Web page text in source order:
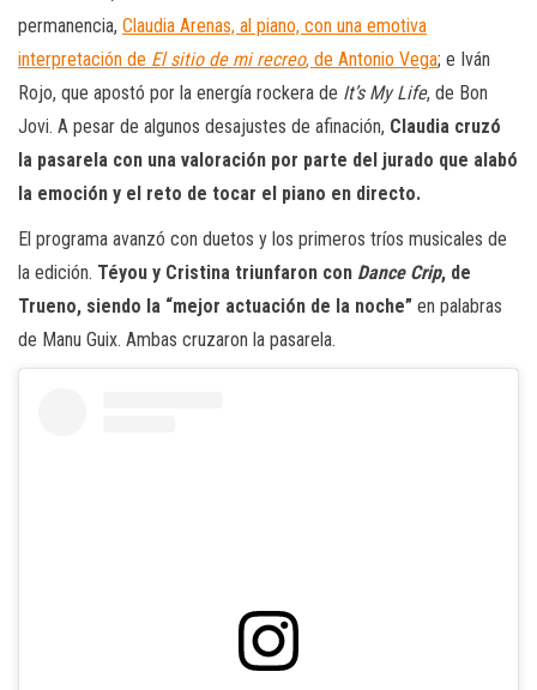
permanencia, Claudia Arenas, al piano, con una emotiva
interpretación de El sitio de mi recreo, de Antonio Vega; e Iván
Rojo, que apostó por la energía rockera de It’s My Life, de Bon
Jovi. A pesar de algunos desajustes de afinación, Claudia cruzó
la pasarela con una valoración por parte del jurado que alabó
la emoción y el reto de tocar el piano en directo.
El programa avanzó con duetos y los primeros tríos musicales de
la edición. Téyou y Cristina triunfaron con Dance Crip, de
Trueno, siendo la “mejor actuación de la noche” en palabras
de Manu Guix. Ambas cruzaron la pasarela.